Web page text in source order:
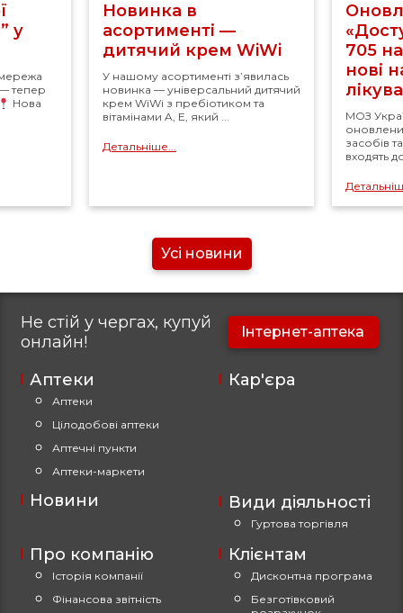
у
тепер
Нова
Новинка в
асортименті —
дитячий крем WiWi
У нашому асортименті з’явилась
новинка — універсальний дитячий
крем WiWi з пребіотиком та
вітамінами A, E, який ...
Детальніше...
705
нові
МОЗ
засобів
входять
Усі новини
Не стій у чергах, купуй
онлайн!
Інтернет-аптека
Аптеки
Аптеки
Цілодобові аптеки
Аптечні пункти
Аптеки-маркети
Про компанію
Історія компанії
Фінансова звітність
Види діяльності
Гуртова торгівля
Новини
Клієнтам
Дисконтна програма
Безготівковий
Кар'єра